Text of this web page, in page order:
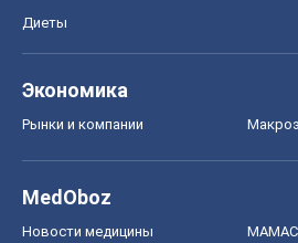
Диеты
Экономика
Рынки и компании
MedOboz
Новости медицины